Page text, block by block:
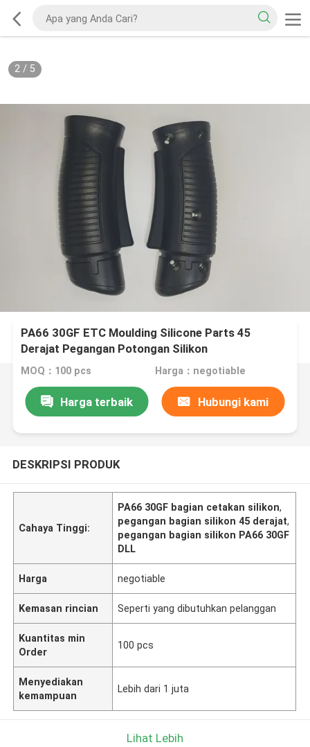
2/ 5
PA66 30GF ETC Moulding Silicone Parts 45
Derajat Pegangan Potongan Silikon
MOQ：100 pcs Harga：negotiable
Harga terbaik Hubungi kami
DESKRIPSI PRODUK
Cahaya Tinggi:
PA66 30GF bagian cetakan silikon,
pegangan bagian silikon 45 derajat,
pegangan bagian silikon PA66 30GF
DLL
Harga negotiable
Kemasan rincian Seperti yang dibutuhkan pelanggan
Kuantitas min
Order
100 pcs
Menyediakan
kemampuan
Lebih dari 1 juta
Lihat Lebih